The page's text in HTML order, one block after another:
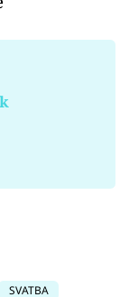
SVATBA